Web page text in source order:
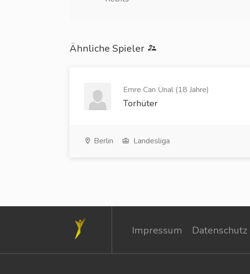
Ähnliche Spieler
Emre Can Ünal (18 Jahre)
Torhüter
Berlin Landesliga
Impressum Datenschutz